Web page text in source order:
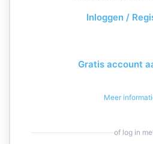
Inloggen /
Gratis account
Meer
of log in